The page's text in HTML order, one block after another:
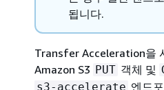
됩니다.
Transfer Acceleration을
Amazon S3 PUT 객체 및
s3-accelerate 엔드